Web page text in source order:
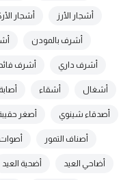
أشجار الأرز أشجار
أشرف بالمودن
أشرف داري أشرف
أشغال أشقاء
أصدقاء شينوي أصغر
أصناف التمور
أضاحي العيد أضحية العيد